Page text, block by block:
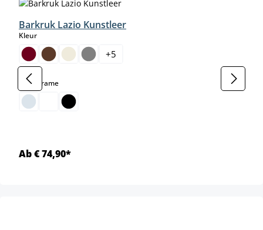
Barkruk Lazio Kunstleer
Kleurselect
+5
Kleur frameselect
Ab € 74,90*